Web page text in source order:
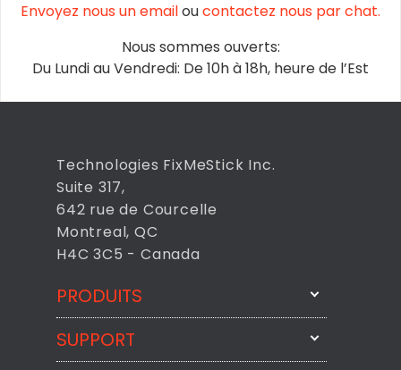
Envoyez nous un emailoucontactez nous par chat.
Nous sommes ouverts:
Du Lundi au Vendredi: De 10h à 18h, heure de l’Est
Technologies FixMeStick Inc.
Suite 317,
642 rue de Courcelle
Montreal, QC
H4C 3C5 - Canada
PRODUITS
FixMeStick
SUPPORT